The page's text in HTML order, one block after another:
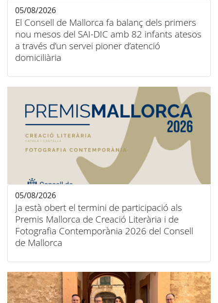
El Consell de Mallorca fa balanç dels primers
nou mesos del SAI-DIC amb 82 infants atesos
a través d’un servei pioner d’atenció
domiciliària
05/08/2026
Ja està obert el termini de participació als
Premis Mallorca de Creació Literària i de
Fotografia Contemporània 2026 del Consell
de Mallorca
05/08/2026